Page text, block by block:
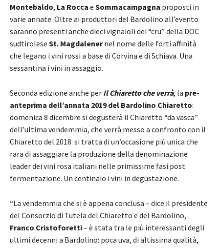
Montebaldo, La Rocca e Sommacampagna proposti in
varie annate. Oltre ai produttori del Bardolino all’evento
saranno presenti anche dieci vignaioli dei “cru” della DOC
sudtirolese St. Magdalenernel nome delle forti affinità
che legano i vini rossi a base di Corvina e di Schiava. Una
sessantina i vini in assaggio.
Seconda edizione anche per Il Chiaretto che verrà, la pre-
anteprima dell’annata 2019 del Bardolino Chiaretto:
domenica 8 dicembre si degusterà il Chiaretto “da vasca”
dell’ultima vendemmia, che verrà messo a confronto con il
Chiaretto del 2018: si tratta di un’occasione più unica che
rara di assaggiare la produzione della denominazione
leader dei vini rosa italiani nelle primissime fasi post
fermentazione. Un centinaio i vini in degustazione.
“La vendemmia che si è appena conclusa – dice il presidente
del Consorzio di Tutela del Chiaretto e del Bardolino,
Franco Cristoforetti– è stata tra le più interessanti degli
ultimi decenni a Bardolino: poca uva, di altissima qualità,